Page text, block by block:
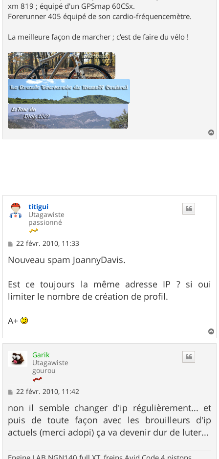
xm 819 ; équipé d'un GPSmap 60CSx.
Forerunner 405 équipé de son cardio-fréquencemètre.
La meilleure façon de marcher ; c'est de faire du vélo !
a
titigui
Utagawiste
passionné
M
s
s
g
e
22 févr. 2010, 11:33
Nouveau spam JoannyDavis.
Est ce toujours la même adresse IP ? si oui
limiter le nombre de création de profil.
A+
a
Garik
Utagawiste
gourou
M
s
s
a
g
e
22 févr. 2010, 11:42
non il semble changer d'ip régulièrement... et
puis de toute façon avec les brouilleurs d'ip
actuels (merci adopi) ça va devenir dur de luter...